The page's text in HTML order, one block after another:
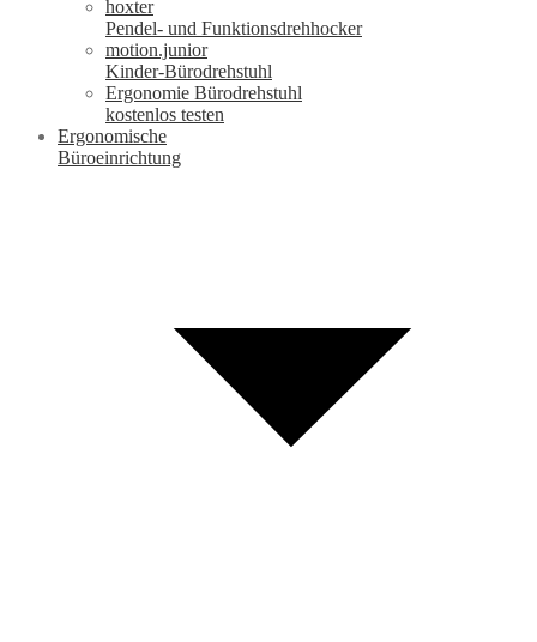
hoxter
Pendel- und Funktionsdrehhocker
motion.junior
Kinder-Bürodrehstuhl
Ergonomie Bürodrehstuhl
kostenlos testen
Ergonomische
Büroeinrichtung